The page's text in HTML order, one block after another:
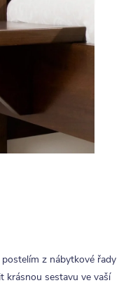
z nábytkové řady
krásnou sestavu ve vaší